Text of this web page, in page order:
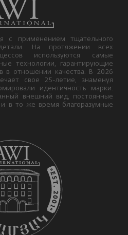
с применением тщательного
На протяжении всех
используются самые
технологии, гарантирующие
в отношении качества. В 2026
свое 25-летие, знаменуя
идентичность марки:
внешний вид, постоянные
в то же время благоразумные